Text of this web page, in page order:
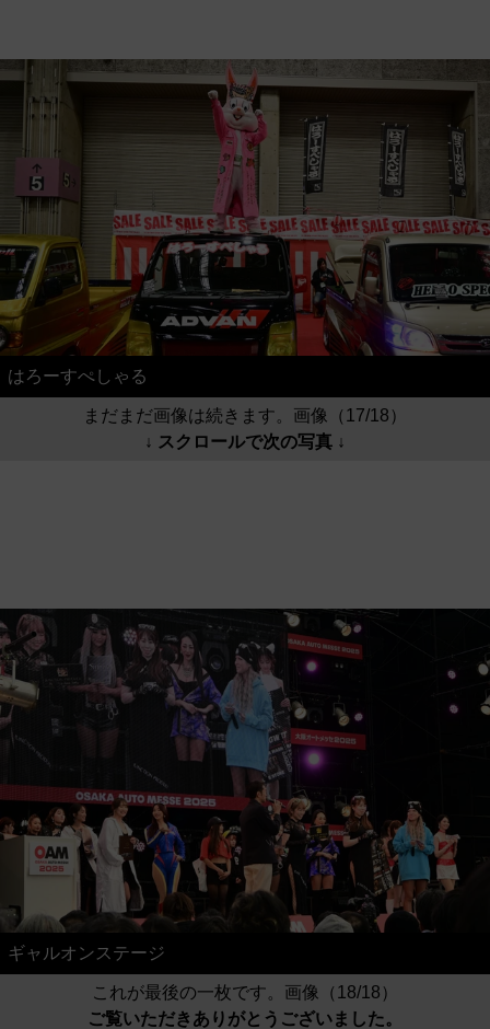
はろーすぺしゃる
まだまだ画像は続きます。画像（17/18）
↓ スクロールで次の写真 ↓
ギャルオンステージ
これが最後の一枚です。画像（18/18）
ご覧いただきありがとうございました。